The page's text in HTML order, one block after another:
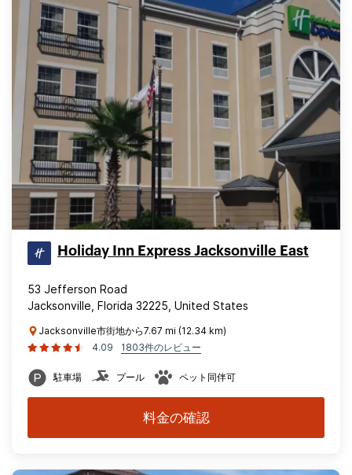
Holiday Inn Express Jacksonville East
53 Jefferson Road
Jacksonville, Florida 32225, United States
Jacksonville市街地から7.67 mi (12.34 km)
4.09
1803件のレビュー
駐車場 プール ペット同伴可
料金の確認